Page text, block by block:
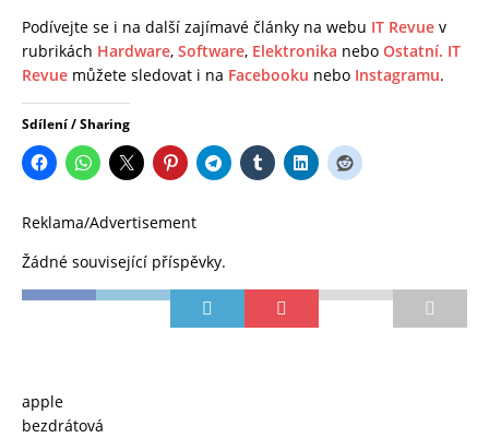
Podívejte se i na další zajímavé články na webu IT Revue v
rubrikách Hardware, Software, Elektronika nebo Ostatní. IT
Revue můžete sledovat i na Facebooku nebo Instagramu.
Sdílení / Sharing
Reklama/Advertisement
Žádné související příspěvky.
apple
bezdrátová